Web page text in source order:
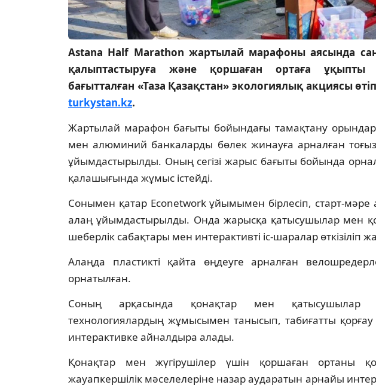
Astana Half Marathon жартылай марафоны аясында
қалыптастыруға және қоршаған ортаға ұқыпты
бағытталған «Таза Қазақстан» экологиялық акциясы
turkystan.kz.
Жартылай марафон бағыты бойындағы тамақтану
мен алюминий банкаларды бөлек жинауға арналған
ұйымдастырылды. Оның сегізі жарыс бағыты бойында
қалашығында жұмыс істейді.
Сонымен қатар Econetwork ұйымымен бірлесіп, старт-
алаң ұйымдастырылды. Онда жарысқа қатысушылар мен
шеберлік сабақтары мен интерактивті іс-шаралар өткізіліп
Алаңда пластикті қайта өңдеуге арналған
орнатылған.
Соның арқасында қонақтар мен қатысушылар
технологиялардың жұмысымен танысып, табиғатты қорғау
интерактивке айналдыра алады.
Қонақтар мен жүгірушілер үшін қоршаған ортаны
жауапкершілік мәселелеріне назар аударатын арнайы